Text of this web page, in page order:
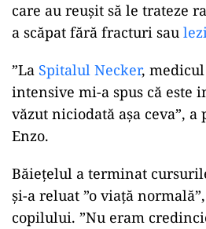
care au reușit să le trateze
a scăpat fără fracturi sau
”La Spitalul Necker,
intensive mi-a spus că este
văzut niciodată așa ceva”,
Enzo.
Băiețelul a terminat
și-a reluat ”o viață
copilului. ”Nu eram